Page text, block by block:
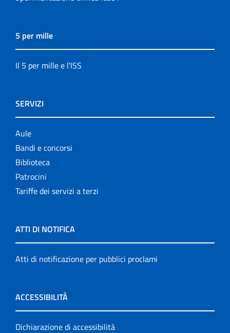
5 per mille
Il 5 per mille e l'ISS
SERVIZI
Aule
Bandi e concorsi
Biblioteca
Patrocini
Tariffe dei servizi a terzi
ATTI DI NOTIFICA
Atti di notificazione per pubblici proclami
ACCESSIBILITÀ
Dichiarazione di accessibilità